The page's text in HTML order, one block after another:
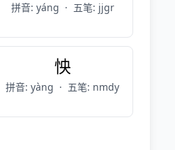
拼音: yáng · 五笔: jjgr
怏
拼音: yàng · 五笔: nmdy